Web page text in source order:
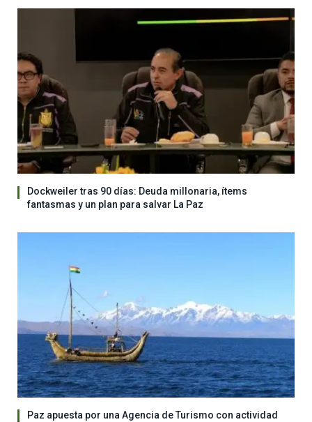
Dockweiler tras 90 días: Deuda millonaria, ítems
fantasmas y un plan para salvar La Paz
Paz apuesta por una Agencia de Turismo con actividad